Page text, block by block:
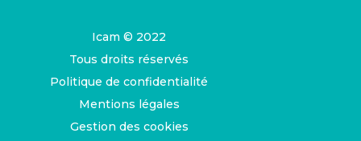
Icam © 2022
Tous droits réservés
Politique de confidentialité
Mentions légales
Gestion des cookies